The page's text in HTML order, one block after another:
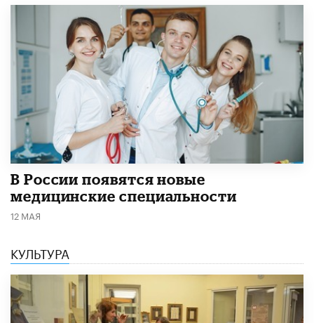
В России появятся новые
медицинские специальности
12 МАЯ
КУЛЬТУРА